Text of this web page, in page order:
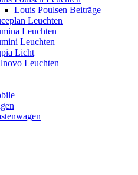
Louis Poulsen Beiträge
Leuchten
Leuchten
Leuchten
Licht
Leuchten